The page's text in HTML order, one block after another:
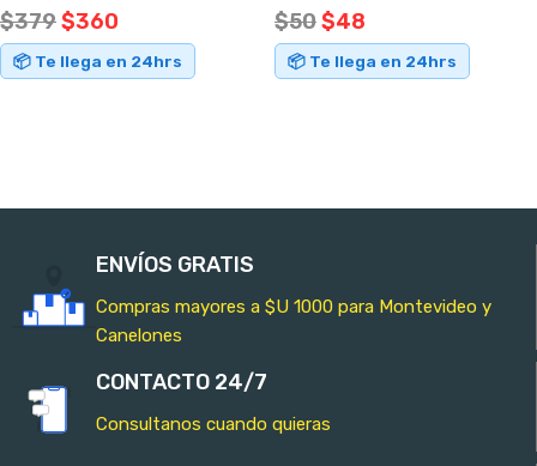
$379$360
📦 Te llega en 24hrs
$50$48
📦 Te llega en 24hrs
ENVÍOS GRATIS
Compras mayores a $U 1000 para Montevideo y
Canelones
CONTACTO 24/7
Consultanos cuando quieras